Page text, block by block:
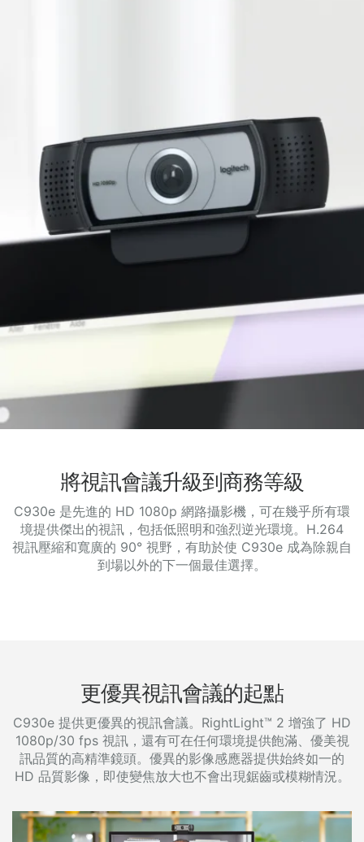
將視訊會議升級到商務等級
C930e 是先進的 HD 1080p 網路攝影機，可在幾乎所有環
境提供傑出的視訊，包括低照明和強烈逆光環境。H.264
視訊壓縮和寬廣的 90° 視野，有助於使 C930e 成為除親自
到場以外的下一個最佳選擇。
更優異視訊會議的起點
C930e 提供更優異的視訊會議。RightLight™ 2 增強了 HD
1080p/30 fps 視訊，還有可在任何環境提供飽滿、優美視
訊品質的高精準鏡頭。優異的影像感應器提供始終如一的
HD 品質影像，即使變焦放大也不會出現鋸齒或模糊情況。